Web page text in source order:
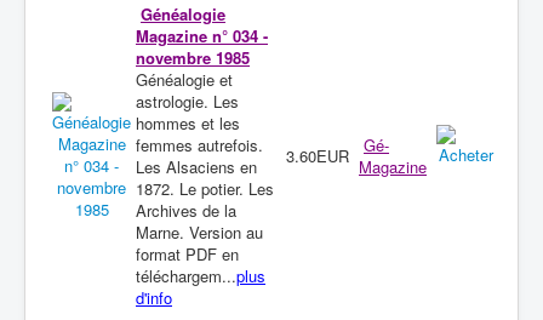
Généalogie
Magazine n° 034 -
novembre 1985
Généalogie et
astrologie. Les
hommes et les
femmes autrefois.
Les Alsaciens en
1872. Le potier. Les
Archives de la
Marne. Version au
format PDF en
téléchargem...plus
d'info
3.60EUR
Gé-
Magazine